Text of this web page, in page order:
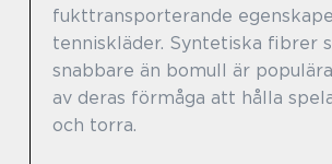
fukttransporterande
tenniskläder. Syntetiska fibrer
snabbare än bomull är
av deras förmåga att hålla
och torra.